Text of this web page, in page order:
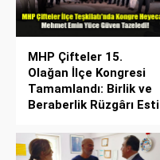
MHP Çifteler 15.
Olağan İlçe Kongresi
Tamamlandı: Birlik ve
Beraberlik Rüzgârı Esti